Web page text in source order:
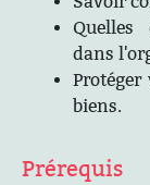
Quelles
dans
Protéger
biens.
Prérequis